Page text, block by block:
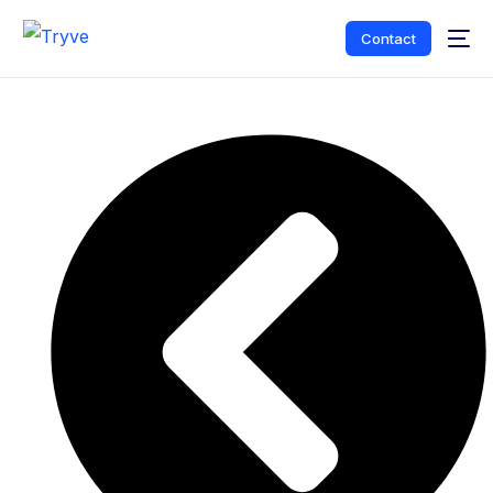
Contact